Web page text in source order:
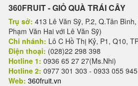
360FRUIT - GIỎ QUÀ TRÁI CÂY
Trụ sở: 413 Lê Văn Sỹ, P.2, Q.Tân
Phạm Văn Hai với Lê Văn Sỹ)
Chi nhánh: Lô C Hồ Thị Kỷ, P1, Q10,
Điện thoại: (028)22 298 398
Hotline 1: 0936 65 27 27(Ms.Nhi)
Hotline 2: 0977 301 303 - 0933 055
Web: 360fruit.vn